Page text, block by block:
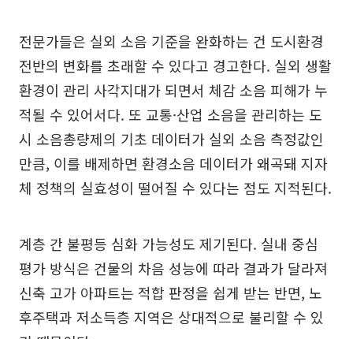
전문가들은 실외 소음 기준을 완화하는 건 도시환경
전반의 변화를 초래할 수 있다고 경고한다. 실외 생활
환경이 관리 사각지대가 되면서 체감 소음 피해가 누
적될 수 있어서다. 또 교통·산업 소음을 관리하는 도
시 소음총량제의 기초 데이터가 실외 소음 측정값인
만큼, 이를 배제하면 환경소음 데이터가 왜곡돼 지자
체 정책의 실효성이 떨어질 수 있다는 점도 지적된다.
계층 간 불평등 심화 가능성도 제기된다. 실내 중심
평가 방식은 건물의 차음 성능에 따라 결과가 달라져
신축 고가 아파트는 적합 판정을 쉽게 받는 반면, 노
후주택과 저소득층 지역은 상대적으로 불리할 수 있